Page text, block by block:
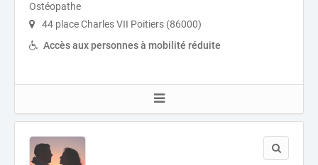
Ostéopathe
44 place Charles VII Poitiers (86000)
Accès aux personnes à mobilité réduite